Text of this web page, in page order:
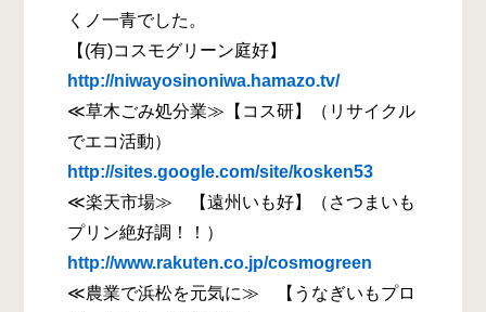
くノ一青でした。
【(有)コスモグリーン庭好】
http://niwayosinoniwa.hamazo.tv/
≪草木ごみ処分業≫【コス研】（リサイクル
でエコ活動）
http://sites.google.com/site/kosken53
≪楽天市場≫ 【遠州いも好】（さつまいも
プリン絶好調！！）
http://www.rakuten.co.jp/cosmogreen
≪農業で浜松を元気に≫ 【うなぎいもプロ